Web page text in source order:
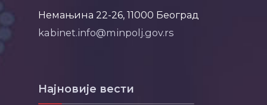
Немањина 22-26, 11000 Београд
kabinet.info@minpolj.gov.rs
Најновије вести